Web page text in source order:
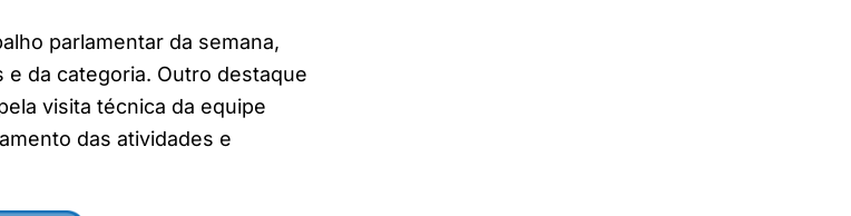
parlamentar da semana,
da categoria. Outro destaque
visita técnica da equipe
das atividades e